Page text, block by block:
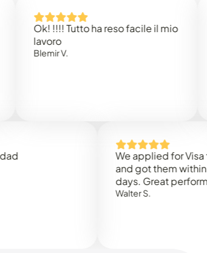
Ok! !!!! Tutto ha reso facile il mio
We applied for Visa to
and got them within 3
days. Great performance!
Walter S.